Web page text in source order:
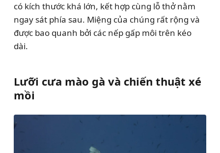
có kích thước khá lớn, kết hợp cùng lỗ thở nằm
ngay sát phía sau. Miệng của chúng rất rộng và
được bao quanh bởi các nếp gấp môi trên kéo
dài.
Lưỡi cưa mào gà và chiến thuật xé
mồi